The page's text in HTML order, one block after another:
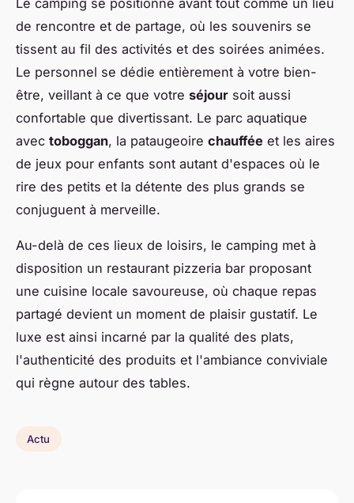
Le camping se positionne avant tout comme un lieu
de rencontre et de partage, où les souvenirs se
tissent au fil des activités et des soirées animées.
Le personnel se dédie entièrement à votre bien-
être, veillant à ce que votre séjour soit aussi
confortable que divertissant. Le parc aquatique
avec toboggan, la pataugeoire chauffée et les aires
de jeux pour enfants sont autant d'espaces où le
rire des petits et la détente des plus grands se
conjuguent à merveille.
Au-delà de ces lieux de loisirs, le camping met à
disposition un restaurant pizzeria bar proposant
une cuisine locale savoureuse, où chaque repas
partagé devient un moment de plaisir gustatif. Le
luxe est ainsi incarné par la qualité des plats,
l'authenticité des produits et l'ambiance conviviale
qui règne autour des tables.
Actu